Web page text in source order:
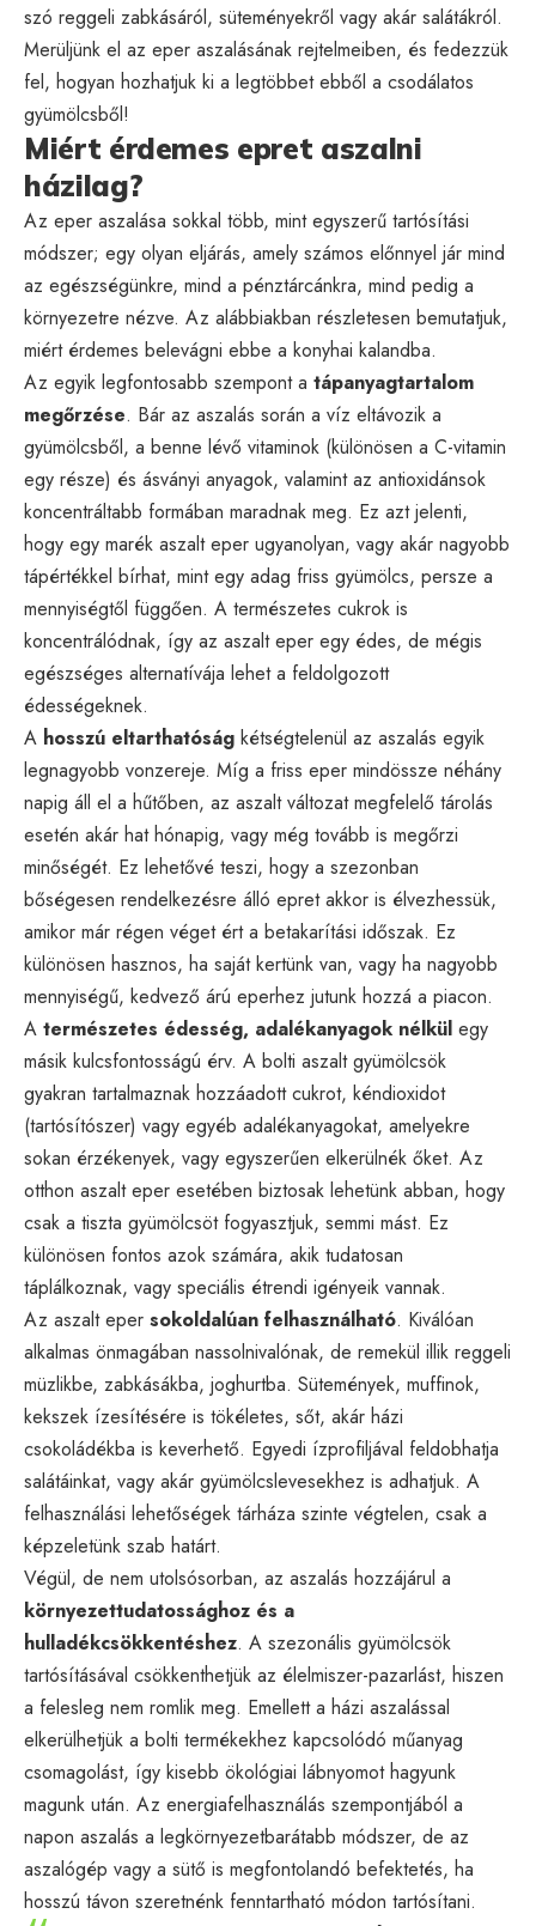
szó reggeli zabkásáról, süteményekről vagy akár salátákról.
Merüljünk el az eper aszalásának rejtelmeiben, és fedezzük
fel, hogyan hozhatjuk ki a legtöbbet ebből a csodálatos
gyümölcsből!
Miért érdemes epret aszalni
házilag?
Az eper aszalása sokkal több, mint egyszerű tartósítási
módszer; egy olyan eljárás, amely számos előnnyel jár mind
az egészségünkre, mind a pénztárcánkra, mind pedig a
környezetre nézve. Az alábbiakban részletesen bemutatjuk,
miért érdemes belevágni ebbe a konyhai kalandba.
Az egyik legfontosabb szempont a tápanyagtartalom
megőrzése. Bár az aszalás során a víz eltávozik a
gyümölcsből, a benne lévő vitaminok (különösen a C-vitamin
egy része) és ásványi anyagok, valamint az antioxidánsok
koncentráltabb formában maradnak meg. Ez azt jelenti,
hogy egy marék aszalt eper ugyanolyan, vagy akár nagyobb
tápértékkel bírhat, mint egy adag friss gyümölcs, persze a
mennyiségtől függően. A természetes cukrok is
koncentrálódnak, így az aszalt eper egy édes, de mégis
egészséges alternatívája lehet a feldolgozott
édességeknek.
A hosszú eltarthatóság kétségtelenül az aszalás egyik
legnagyobb vonzereje. Míg a friss eper mindössze néhány
napig áll el a hűtőben, az aszalt változat megfelelő tárolás
esetén akár hat hónapig, vagy még tovább is megőrzi
minőségét. Ez lehetővé teszi, hogy a szezonban
bőségesen rendelkezésre álló epret akkor is élvezhessük,
amikor már régen véget ért a betakarítási időszak. Ez
különösen hasznos, ha saját kertünk van, vagy ha nagyobb
mennyiségű, kedvező árú eperhez jutunk hozzá a piacon.
A természetes édesség, adalékanyagok nélkül egy
másik kulcsfontosságú érv. A bolti aszalt gyümölcsök
gyakran tartalmaznak hozzáadott cukrot, kéndioxidot
(tartósítószer) vagy egyéb adalékanyagokat, amelyekre
sokan érzékenyek, vagy egyszerűen elkerülnék őket. Az
otthon aszalt eper esetében biztosak lehetünk abban, hogy
csak a tiszta gyümölcsöt fogyasztjuk, semmi mást. Ez
különösen fontos azok számára, akik tudatosan
táplálkoznak, vagy speciális étrendi igényeik vannak.
Az aszalt eper sokoldalúan felhasználható. Kiválóan
alkalmas önmagában nassolnivalónak, de remekül illik reggeli
müzlikbe, zabkásákba, joghurtba. Sütemények, muffinok,
kekszek ízesítésére is tökéletes, sőt, akár házi
csokoládékba is keverhető. Egyedi ízprofiljával feldobhatja
salátáinkat, vagy akár gyümölcslevesekhez is adhatjuk. A
felhasználási lehetőségek tárháza szinte végtelen, csak a
képzeletünk szab határt.
Végül, de nem utolsósorban, az aszalás hozzájárul a
környezettudatossághoz és a
hulladékcsökkentéshez. A szezonális gyümölcsök
tartósításával csökkenthetjük az élelmiszer-pazarlást, hiszen
a felesleg nem romlik meg. Emellett a házi aszalással
elkerülhetjük a bolti termékekhez kapcsolódó műanyag
csomagolást, így kisebb ökológiai lábnyomot hagyunk
magunk után. Az energiafelhasználás szempontjából a
napon aszalás a legkörnyezetbarátabb módszer, de az
aszalógép vagy a sütő is megfontolandó befektetés, ha
hosszú távon szeretnénk fenntartható módon tartósítani.